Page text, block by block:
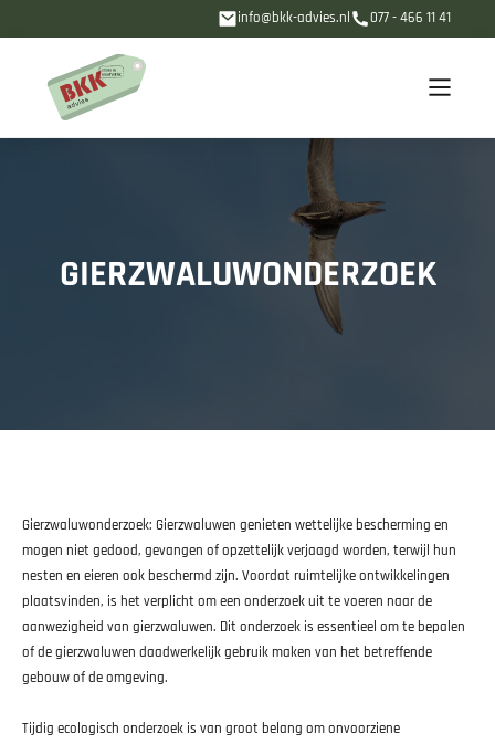
info@bkk-advies.nl 077 - 466 11 41
GIERZWALUWONDERZOEK
Gierzwaluwonderzoek: Gierzwaluwen genieten wettelijke bescherming en
mogen niet gedood, gevangen of opzettelijk verjaagd worden, terwijl hun
nesten en eieren ook beschermd zijn. Voordat ruimtelijke ontwikkelingen
plaatsvinden, is het verplicht om een onderzoek uit te voeren naar de
aanwezigheid van gierzwaluwen. Dit onderzoek is essentieel om te bepalen
of de gierzwaluwen daadwerkelijk gebruik maken van het betreffende
gebouw of de omgeving.
Tijdig ecologisch onderzoek is van groot belang om onvoorziene